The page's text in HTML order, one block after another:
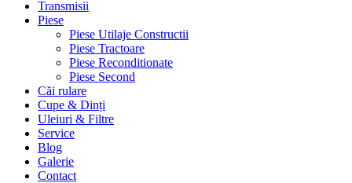
Transmisii
Piese
Piese Utilaje Constructii
Piese Tractoare
Piese Reconditionate
Piese Second
Căi rulare
Cupe & Dinți
Uleiuri & Filtre
Service
Blog
Galerie
Contact